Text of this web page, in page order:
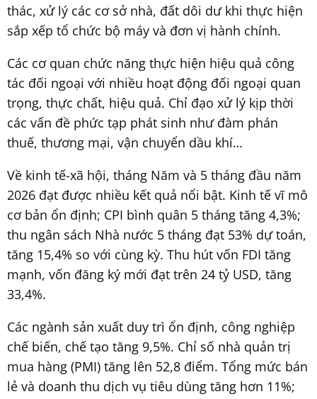
thác, xử lý các cơ sở nhà, đất dôi dư khi thực hiện
sắp xếp tổ chức bộ máy và đơn vị hành chính.
Các cơ quan chức năng thực hiện hiệu quả công
tác đối ngoại với nhiều hoạt động đối ngoại quan
trọng, thực chất, hiệu quả. Chỉ đạo xử lý kịp thời
các vấn đề phức tạp phát sinh như đàm phán
thuế, thương mại, vận chuyển dầu khí…
Về kinh tế-xã hội, tháng Năm và 5 tháng đầu năm
2026 đạt được nhiều kết quả nổi bật. Kinh tế vĩ mô
cơ bản ổn định; CPI bình quân 5 tháng tăng 4,3%;
thu ngân sách Nhà nước 5 tháng đạt 53% dự toán,
tăng 15,4% so với cùng kỳ. Thu hút vốn FDI tăng
mạnh, vốn đăng ký mới đạt trên 24 tỷ USD, tăng
33,4%.
Các ngành sản xuất duy trì ổn định, công nghiệp
chế biến, chế tạo tăng 9,5%. Chỉ số nhà quản trị
mua hàng (PMI) tăng lên 52,8 điểm. Tổng mức bán
lẻ và doanh thu dịch vụ tiêu dùng tăng hơn 11%;